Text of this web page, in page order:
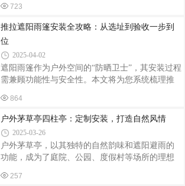
可根据品牌特色或经营主题，为商业街区、度假
草亭，搭配特色照明、绿植装饰等，营造出温
其使用寿命。以下是电动推拉帐篷的安装流程及
注意事项。安装流程前期准备场地勘察：仔细查
看安装场地，确保地面平整、坚实，无障碍物和
影响安装的因素。测量场地尺寸，明确推拉帐篷
的安装位置和范围。材料和工具准备：依据设计
要求，准备好所需材料，如钢结构框架、篷布、
电动驱动系统、滑轮、螺栓等。同时，准备好安
装工具，如电焊机、电钻、扳手、卷尺、吊车
723
推拉遮阳雨篷安装全攻略：从选址到验收一步到
位
2025-04-02
遮阳雨篷作为户外空间的“防晒卫士”，其安装过程
需兼顾功能性与安全性。本文将为您系统梳理推
外环境。一、安装前准备：规划先行，事半功倍
选址规划功能定位：根据需求确定遮阳范围，优
先考虑阳光直射区与雨水汇集点。场地测量：使
用卷尺测量安装区域尺寸，标注立柱固定点（建
议间距≤3米）。合规检查：查阅当地建筑规范，
部分区域需提前报备物业或城管部门。工具材料
清单必备工具：电钻、冲击钻、扳手、水平仪、
864
户外茅草亭四柱亭：定制安装，打造自然风情
2025-03-26
户外茅草亭，以其独特的自然韵味和遮阳避雨的
功能，成为了庭院、公园、度假村等场所的理想
的设计，深受人们喜爱。而定制安装，更是满足
257